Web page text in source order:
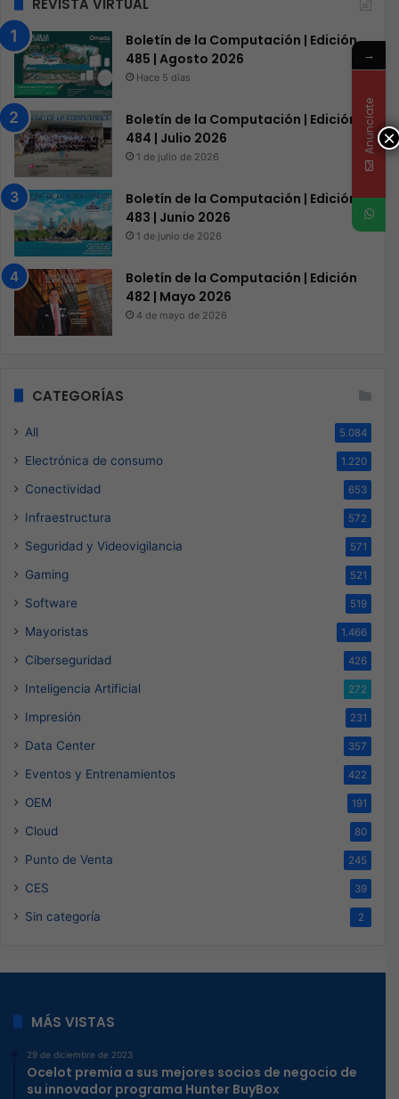
Boletín de la Computación | Edición
485 | Agosto 2026
Hace 5 días
Boletín de la Computación | Edición
484 | Julio 2026
1 de julio de 2026
Boletín de la Computación | Edición
483 | Junio 2026
1 de junio de 2026
Boletín de la Computación | Edición
482 | Mayo 2026
4 de mayo de 2026
CATEGORÍAS
All 5.084
Electrónica de consumo 1.220
Conectividad 653
Infraestructura 572
Seguridad y Videovigilancia 571
Gaming 521
Software 519
Mayoristas 1.466
Ciberseguridad 426
Inteligencia Artificial 272
Impresión 231
Data Center 357
Eventos y Entrenamientos 422
OEM 191
Cloud 80
Punto de Venta 245
CES 39
Sin categoría 2
MÁS VISTAS
29 de diciembre de 2023
Ocelot premia a sus mejores socios de negocio de
su innovador programa Hunter BuyBox
×
→
Anunciate